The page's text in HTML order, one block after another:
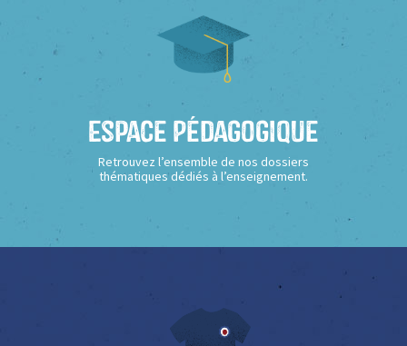
Espace Pédagogique
Retrouvez l’ensemble de nos dossiers
thématiques dédiés à l’enseignement.